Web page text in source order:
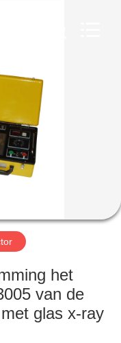
het
van de
glas x-ray